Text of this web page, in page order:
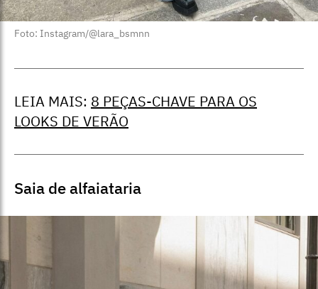
Foto: Instagram/@lara_bsmnn
LEIA MAIS: 8 PEÇAS-CHAVE PARA OS
LOOKS DE VERÃO
Saia de alfaiataria